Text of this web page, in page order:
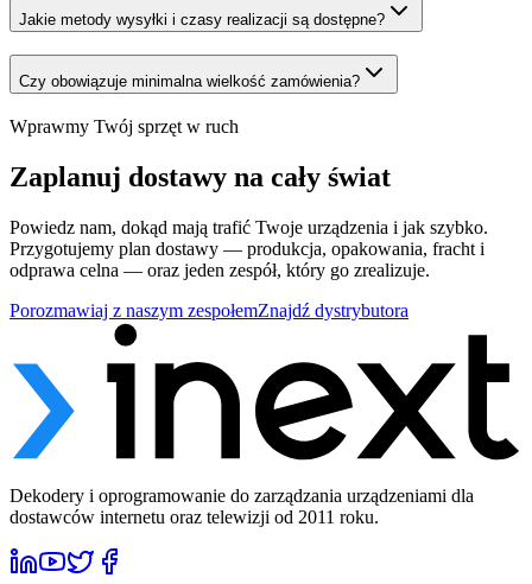
Jakie metody wysyłki i czasy realizacji są dostępne?
Czy obowiązuje minimalna wielkość zamówienia?
Wprawmy Twój sprzęt w ruch
Zaplanuj dostawy na cały świat
Powiedz nam, dokąd mają trafić Twoje urządzenia i jak szybko.
Przygotujemy plan dostawy — produkcja, opakowania, fracht i
odprawa celna — oraz jeden zespół, który go zrealizuje.
Porozmawiaj z naszym zespołemZnajdź dystrybutora
Dekodery i oprogramowanie do zarządzania urządzeniami dla
dostawców internetu oraz telewizji od 2011 roku.